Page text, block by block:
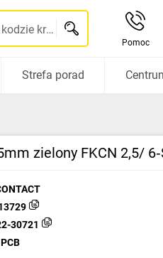
Szukaj po nazwie, indeksie, producencie, kodzie kreskowym...
Pomoc
Strefa porad
zielony FKCN 2,5/
30721